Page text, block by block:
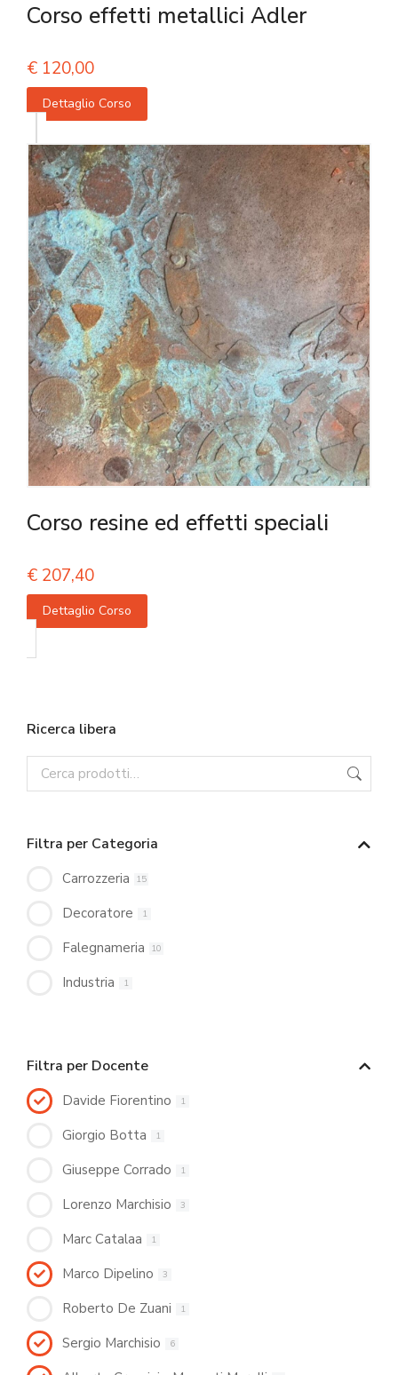
Corso effetti metallici Adler
€ 120,00
Dettaglio Corso
Corso resine ed effetti speciali
€ 207,40
Dettaglio Corso
Ricerca libera
Filtra per Categoria
Carrozzeria 15
Decoratore 1
Falegnameria 10
Industria 1
Filtra per Docente
Davide Fiorentino 1
Giorgio Botta 1
Giuseppe Corrado 1
Lorenzo Marchisio 3
Marc Catalaa 1
Marco Dipelino 3
Roberto De Zuani 1
Sergio Marchisio 6